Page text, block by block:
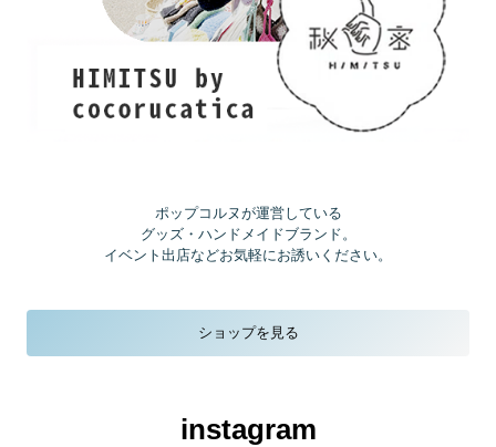
ポップコルヌが運営している
グッズ・ハンドメイドブランド 。
イベント出店などお気軽にお誘いください。
ショップを見る
instagram